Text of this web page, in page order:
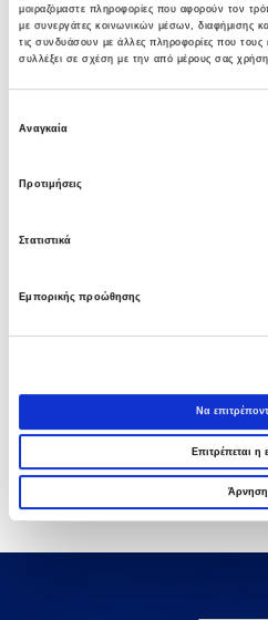
μοιραζόμαστε πληροφορίες που αφορούν τον
με συνεργάτες κοινωνικών μέσων, διαφήμισης
τις συνδυάσουν με άλλες πληροφορίες που τους
συλλέξει σε σχέση με την από μέρους σας
συγκατάθεσης
Αναγκαία
Προτιμήσεις
Στατιστικά
Εμπορικής προώθησης
Να
Επιτρέπεται η
Άρνηση
Όμιλος AVAX:
σταθμού
800 ΜW στη
Νέα σύμβαση
Όμιλος AVAX:
για κτίριο 4.500
Όμιλος AVAX:
φωτοβολταϊκό
Ρουμανία
03 ΑΥΓΟΎΣΤΟΥ